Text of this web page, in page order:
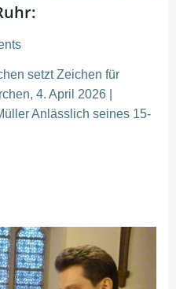
setzt Zeichen für
4. April 2026 |
Anlässlich seines 15-